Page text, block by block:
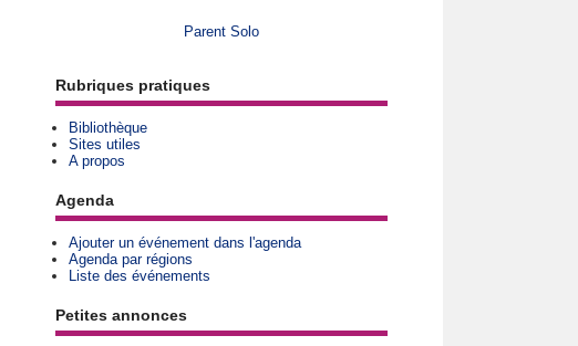
Parent Solo
Rubriques pratiques
Bibliothèque
Sites utiles
A propos
Agenda
Ajouter un événement dans l'agenda
Agenda par régions
Liste des événements
Petites annonces